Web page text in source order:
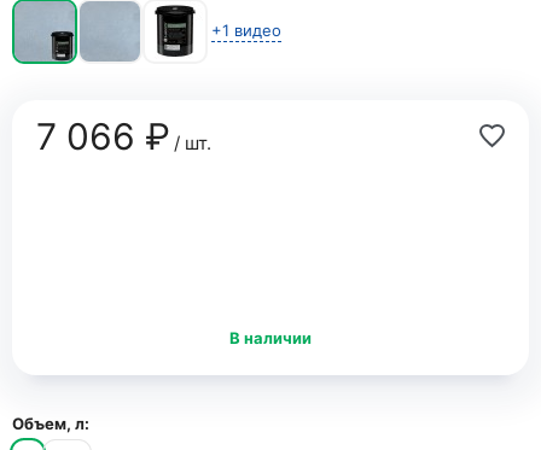
+1 видео
7 066 ₽/ шт.
В наличии
Объем, л: